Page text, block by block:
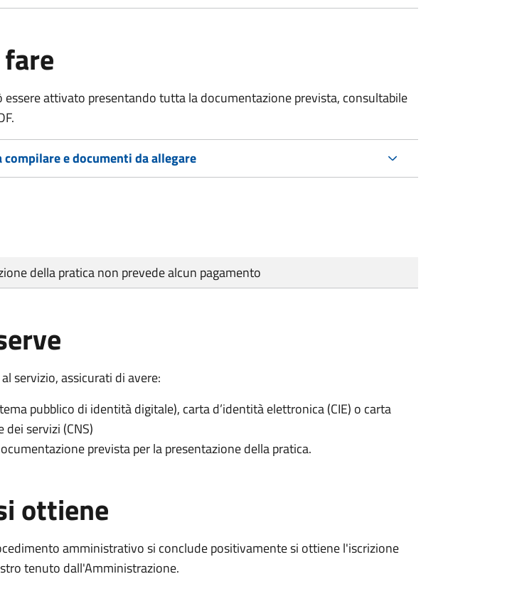
essere attivato presentando tutta la documentazione prevista, consultabile
compilare e documenti da allegare
della pratica non prevede alcun pagamento
servizio, assicurati di avere:
pubblico di identità digitale), carta d’identità elettronica (CIE) o carta
dei servizi (CNS)
prevista per la presentazione della pratica.
ottiene
amministrativo si conclude positivamente si ottiene l'iscrizione
tenuto dall'Amministrazione.